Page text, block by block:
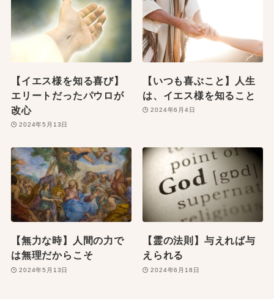
【イエス様を知る喜び】
エリートだったパウロが
改心
2024年5月13日
【いつも喜ぶこと】人生
は、イエス様を知ること
2024年6月4日
【無力な時】人間の力で
は無理だからこそ
2024年5月13日
【霊の法則】与えれば与
えられる
2024年6月18日